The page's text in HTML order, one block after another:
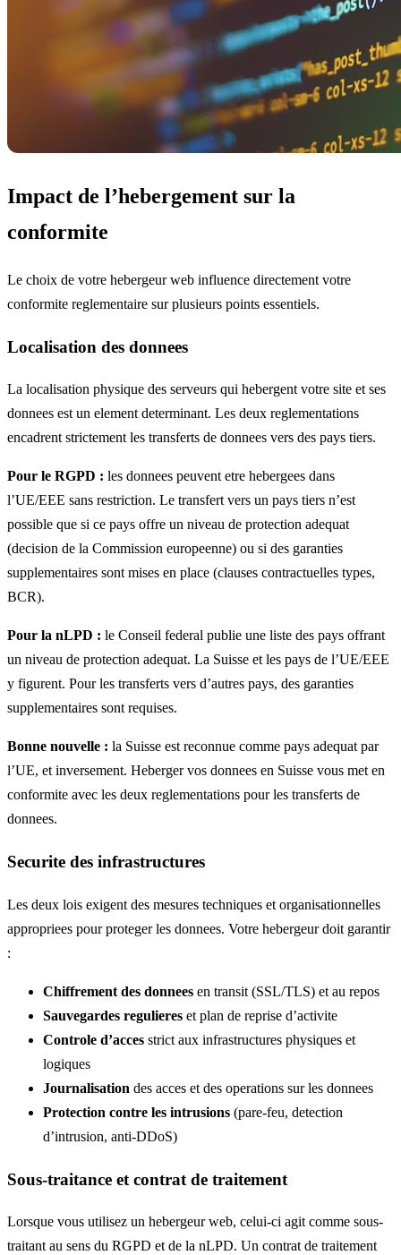
Impact de l’hebergement sur la
conformite
Le choix de votre hebergeur web influence directement votre
conformite reglementaire sur plusieurs points essentiels.
Localisation des donnees
La localisation physique des serveurs qui hebergent votre site et ses
donnees est un element determinant. Les deux reglementations
encadrent strictement les transferts de donnees vers des pays tiers.
Pour le RGPD : les donnees peuvent etre hebergees dans
l’UE/EEE sans restriction. Le transfert vers un pays tiers n’est
possible que si ce pays offre un niveau de protection adequat
(decision de la Commission europeenne) ou si des garanties
supplementaires sont mises en place (clauses contractuelles types,
BCR).
Pour la nLPD : le Conseil federal publie une liste des pays offrant
un niveau de protection adequat. La Suisse et les pays de l’UE/EEE
y figurent. Pour les transferts vers d’autres pays, des garanties
supplementaires sont requises.
Bonne nouvelle : la Suisse est reconnue comme pays adequat par
l’UE, et inversement. Heberger vos donnees en Suisse vous met en
conformite avec les deux reglementations pour les transferts de
donnees.
Securite des infrastructures
Les deux lois exigent des mesures techniques et organisationnelles
appropriees pour proteger les donnees. Votre hebergeur doit garantir
:
Chiffrement des donnees en transit (SSL/TLS) et au repos
Sauvegardes regulieres et plan de reprise d’activite
Controle d’acces strict aux infrastructures physiques et
logiques
Journalisation des acces et des operations sur les donnees
Protection contre les intrusions (pare-feu, detection
d’intrusion, anti-DDoS)
Sous-traitance et contrat de traitement
Lorsque vous utilisez un hebergeur web, celui-ci agit comme sous-
traitant au sens du RGPD et de la nLPD. Un contrat de traitement